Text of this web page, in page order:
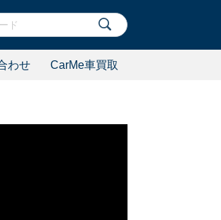
わせ CarMe車買取